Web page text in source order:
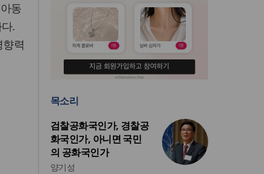
동
.
력
목소리
검찰공화국인가, 경찰공
화국인가, 아니면 국민
의 공화국인가
양기성